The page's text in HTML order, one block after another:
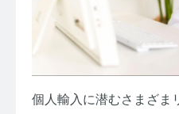
個人輸入に潜むさまざま